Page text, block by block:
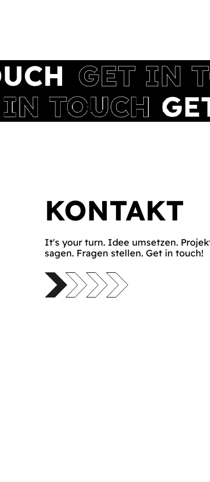
KONTAKT
It's your turn. Idee umsetzen.
sagen. Fragen stellen. Get in touch!